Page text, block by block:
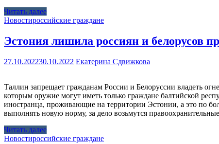
Читать далее
Новостироссийские граждане
Эстония лишила россиян и белорусов
27.10.202230.10.2022 Екатерина Сдвижкова
Таллин запрещает гражданам России и Белоруссии владеть
которым оружие могут иметь только граждане балтийской
иностранца, проживающие на территории Эстонии, а это по
выполнять новую норму, за дело возьмутся
Читать далее
Новостироссийские граждане